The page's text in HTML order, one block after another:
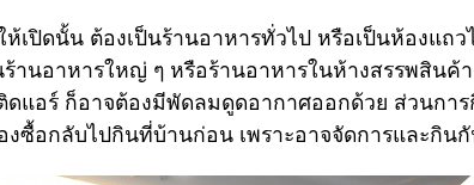
ห้เปิดนั้น ต้องเป็นร้านอาหารทั่วไป หรือเป็นห้องแถ
านอาหารใหญ่ ๆ หรือร้านอาหารในห้างสรรพสินค้า
ดแอร์ ก็อาจต้องมีพัดลมดูดอากาศออกด้วย ส่วนกา
งซื้อกลับไปกินที่บ้านก่อน เพราะอาจจัดการและกิน